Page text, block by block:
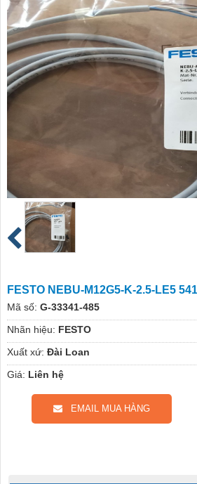
FESTO NEBU-M12G5-K-2.5-LE5
Mã số: G-33341-485
Nhãn hiệu: FESTO
Xuất xứ: Đài Loan
Giá: Liên hệ
EMAIL MUA HÀNG